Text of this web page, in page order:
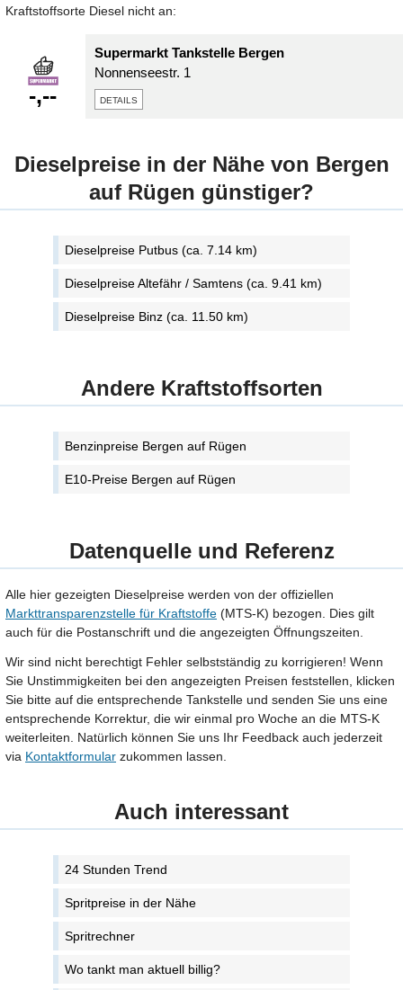
Kraftstoffsorte Diesel nicht an:
-,--
Supermarkt Tankstelle Bergen
Nonnenseestr. 1
details
Dieselpreise in der Nähe von Bergen
auf Rügen günstiger?
Dieselpreise Putbus (ca. 7.14 km)
Dieselpreise Altefähr / Samtens (ca. 9.41 km)
Dieselpreise Binz (ca. 11.50 km)
Andere Kraftstoffsorten
Benzinpreise Bergen auf Rügen
E10-Preise Bergen auf Rügen
Datenquelle und Referenz
Alle hier gezeigten Dieselpreise werden von der offiziellen
Markttransparenzstelle für Kraftstoffe (MTS-K) bezogen. Dies gilt
auch für die Postanschrift und die angezeigten Öffnungszeiten.
Wir sind nicht berechtigt Fehler selbstständig zu korrigieren! Wenn
Sie Unstimmigkeiten bei den angezeigten Preisen feststellen, klicken
Sie bitte auf die entsprechende Tankstelle und senden Sie uns eine
entsprechende Korrektur, die wir einmal pro Woche an die MTS-K
weiterleiten. Natürlich können Sie uns Ihr Feedback auch jederzeit
via Kontaktformular zukommen lassen.
Auch interessant
24 Stunden Trend
Spritpreise in der Nähe
Spritrechner
Wo tankt man aktuell billig?